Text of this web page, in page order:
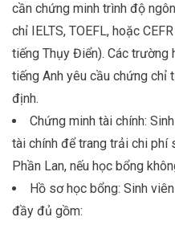
cần chứng minh trình độ
chỉ IELTS, TOEFL, hoặc
tiếng Thụy Điển). Các trường
tiếng Anh yêu cầu chứng
định.
Chứng minh tài chính:
tài chính để trang trải chi phí
Phần Lan, nếu học bổng
Hồ sơ học bổng: Sinh
đầy đủ gồm: